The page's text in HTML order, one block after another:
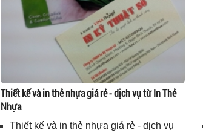
Thiết kế và in thẻ nhựa giá rẻ - dịch vụ từ In Thẻ
Nhựa
Thiết kế và in thẻ nhựa giá rẻ - dịch vụ